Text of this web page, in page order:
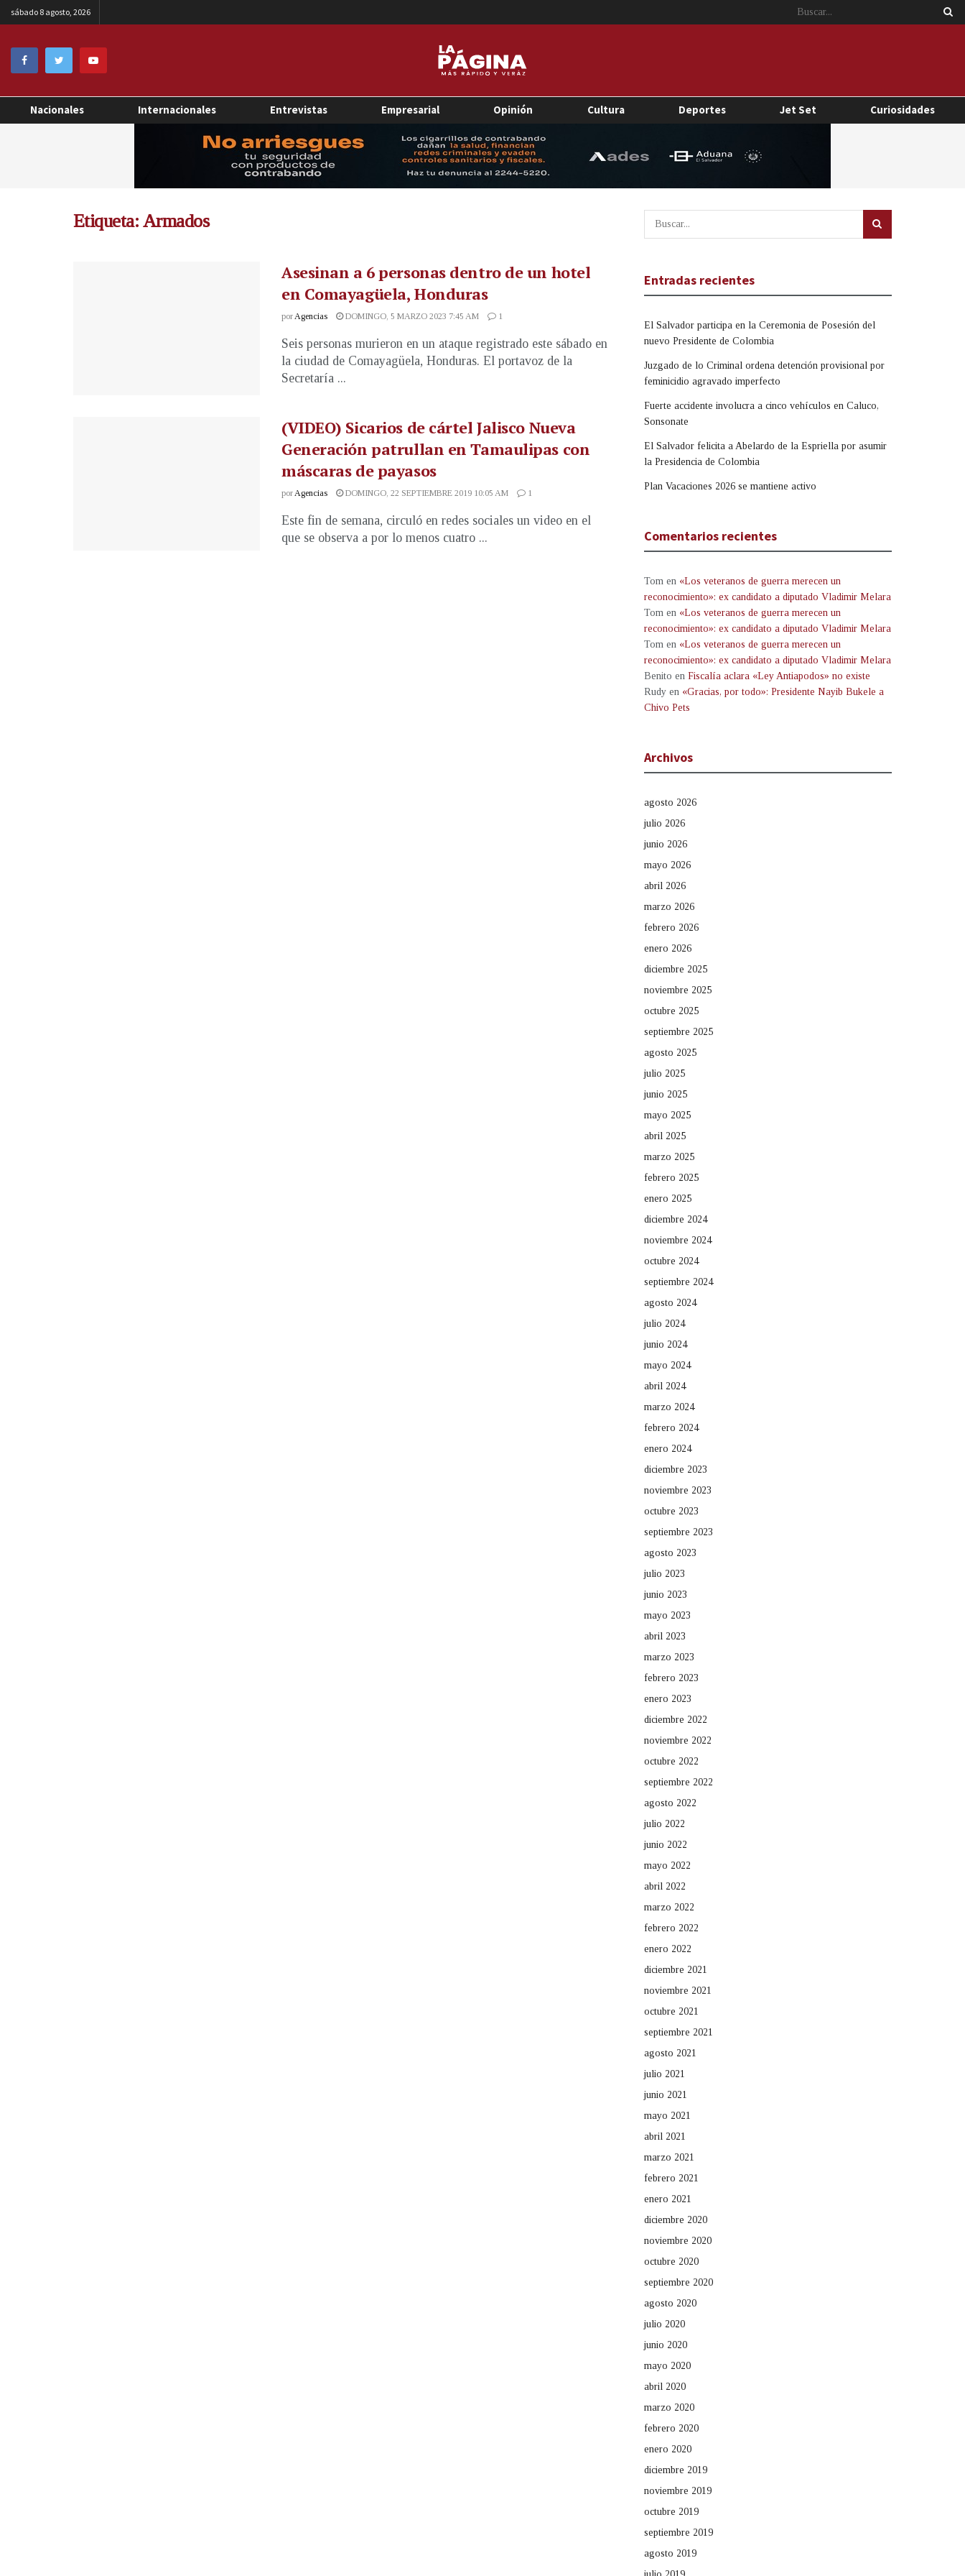
sábado 8 agosto, 2026
Nacionales Internacionales Entrevistas Empresarial Opinión Cultura Deportes Jet Set Curiosidades
Etiqueta: Armados
Asesinan a 6 personas dentro de un hotel
en Comayagüela, Honduras
porAgencias DOMINGO, 5 MARZO 2023 7:45 AM 1
Seis personas murieron en un ataque registrado este sábado en
la ciudad de Comayagüela, Honduras. El portavoz de la
Secretaría ...
(VIDEO) Sicarios de cártel Jalisco Nueva
Generación patrullan en Tamaulipas con
máscaras de payasos
porAgencias DOMINGO, 22 SEPTIEMBRE 2019 10:05 AM 1
Este fin de semana, circuló en redes sociales un video en el
que se observa a por lo menos cuatro ...
Entradas recientes
El Salvador participa en la Ceremonia de Posesión del
nuevo Presidente de Colombia
Juzgado de lo Criminal ordena detención provisional por
feminicidio agravado imperfecto
Fuerte accidente involucra a cinco vehículos en Caluco,
Sonsonate
El Salvador felicita a Abelardo de la Espriella por asumir
la Presidencia de Colombia
Plan Vacaciones 2026 se mantiene activo
Comentarios recientes
Tom en «Los veteranos de guerra merecen un
reconocimiento»: ex candidato a diputado Vladimir Melara
Tom en «Los veteranos de guerra merecen un
reconocimiento»: ex candidato a diputado Vladimir Melara
Tom en «Los veteranos de guerra merecen un
reconocimiento»: ex candidato a diputado Vladimir Melara
Benito en Fiscalía aclara «Ley Antiapodos» no existe
Rudy en «Gracias, por todo»: Presidente Nayib Bukele a
Chivo Pets
Archivos
agosto 2026
julio 2026
junio 2026
mayo 2026
abril 2026
marzo 2026
febrero 2026
enero 2026
diciembre 2025
noviembre 2025
octubre 2025
septiembre 2025
agosto 2025
julio 2025
junio 2025
mayo 2025
abril 2025
marzo 2025
febrero 2025
enero 2025
diciembre 2024
noviembre 2024
octubre 2024
septiembre 2024
agosto 2024
julio 2024
junio 2024
mayo 2024
abril 2024
marzo 2024
febrero 2024
enero 2024
diciembre 2023
noviembre 2023
octubre 2023
septiembre 2023
agosto 2023
julio 2023
junio 2023
mayo 2023
abril 2023
marzo 2023
febrero 2023
enero 2023
diciembre 2022
noviembre 2022
octubre 2022
septiembre 2022
agosto 2022
julio 2022
junio 2022
mayo 2022
abril 2022
marzo 2022
febrero 2022
enero 2022
diciembre 2021
noviembre 2021
octubre 2021
septiembre 2021
agosto 2021
julio 2021
junio 2021
mayo 2021
abril 2021
marzo 2021
febrero 2021
enero 2021
diciembre 2020
noviembre 2020
octubre 2020
septiembre 2020
agosto 2020
julio 2020
junio 2020
mayo 2020
abril 2020
marzo 2020
febrero 2020
enero 2020
diciembre 2019
noviembre 2019
octubre 2019
septiembre 2019
agosto 2019